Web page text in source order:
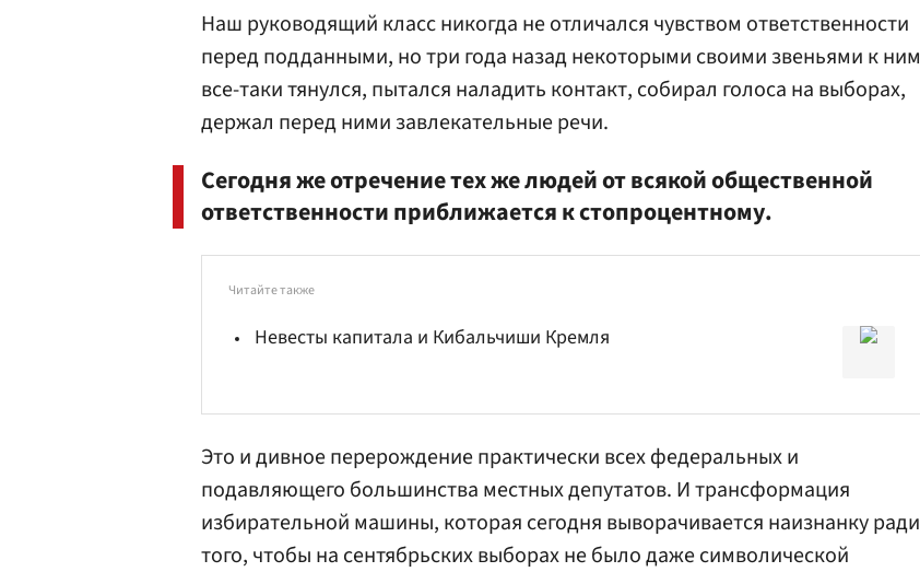
Наш руководящий класс никогда не отличался чувством ответственности
перед подданными, но три года назад некоторыми своими звеньями к ним
все-таки тянулся, пытался наладить контакт, собирал голоса на выборах,
держал перед ними завлекательные речи.
Сегодня же отречение тех же людей от всякой общественной
ответственности приближается к стопроцентному.
Читайте также
Невесты капитала и Кибальчиши Кремля
Это и дивное перерождение практически всех федеральных и
подавляющего большинства местных депутатов. И трансформация
избирательной машины, которая сегодня выворачивается наизнанку ради
того, чтобы на сентябрьских выборах не было даже символической